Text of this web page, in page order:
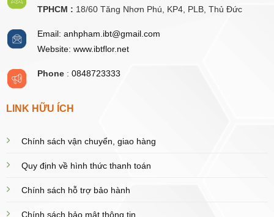
TPHCM : 18/60 Tăng Nhơn Phú, KP4, PLB, Thủ Đức
Email: anhpham.ibt@gmail.com
Website: www.ibtflor.net
Phone: 0848723333
LINK HỮU ÍCH
Chính sách vận chuyển, giao hàng
Quy định về hình thức thanh toán
Chính sách hỗ trợ bảo hành
Chính sách bảo mật thông tin